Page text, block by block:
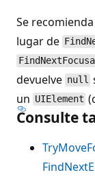
Se
lugar de
devuelve null
un UIElement
Consulte